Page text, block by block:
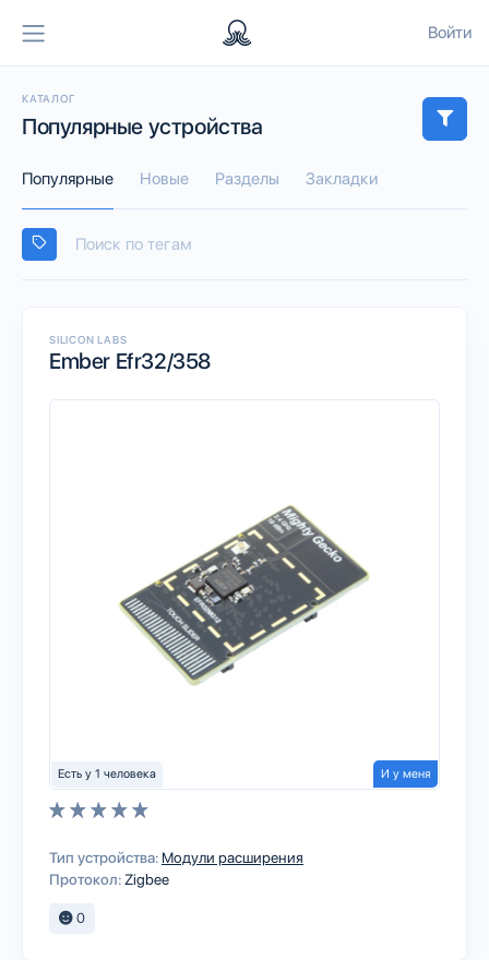
Войти
КАТАЛОГ
Популярные устройства
Популярные Новые Разделы Закладки
SILICON LABS
Ember Efr32/358
Есть у 1 человека И у меня
Тип устройства: Модули расширения
Протокол: Zigbee
0